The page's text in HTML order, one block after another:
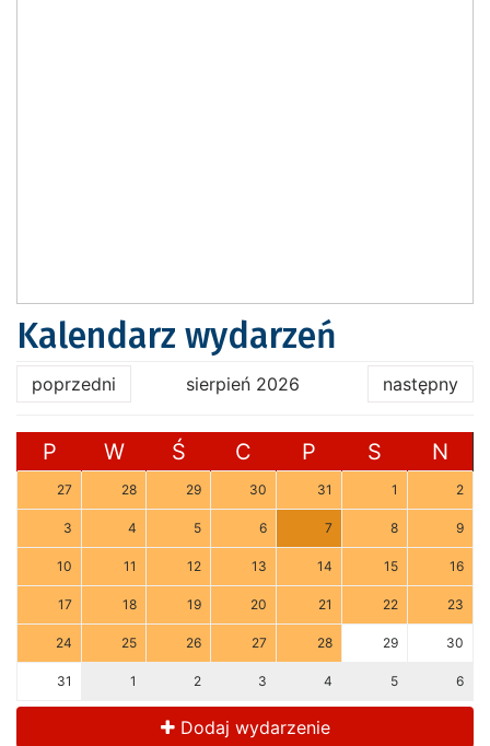
Kalendarz wydarzeń
poprzedni sierpień 2026 następny
P W Ś C P S N
27 28 29 30 31 1 2
3 4 5 6 7 8 9
10 11 12 13 14 15 16
17 18 19 20 21 22 23
24 25 26 27 28 29 30
31 1 2 3 4 5 6
Dodaj wydarzenie